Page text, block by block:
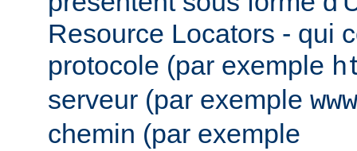
Resource Locators - qui
protocole (par exemple
serveur (par exemple
chemin (par exemple